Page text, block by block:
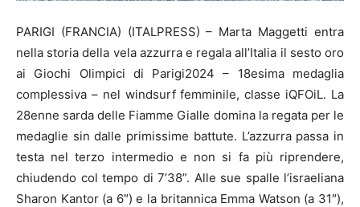
PARIGI (FRANCIA) (ITALPRESS) – Marta Maggetti entra
nella storia della vela azzurra e regala all’Italia il sesto oro
ai Giochi Olimpici di Parigi2024 – 18esima medaglia
complessiva – nel windsurf femminile, classe iQFOiL. La
28enne sarda delle Fiamme Gialle domina la regata per le
medaglie sin dalle primissime battute. L’azzurra passa in
testa nel terzo intermedio e non si fa più riprendere,
chiudendo col tempo di 7’38”. Alle sue spalle l’israeliana
Sharon Kantor (a 6″) e la britannica Emma Watson (a 31″),